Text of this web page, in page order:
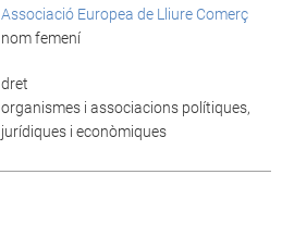
Associació Europea de Lliure Comerç
nom femení
dret
organismes i associacions polítiques,
jurídiques i econòmiques